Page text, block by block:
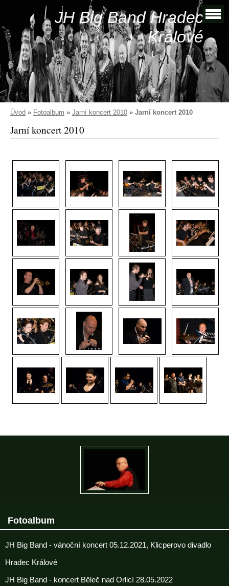
JH Big Band Hradec
Králové
Úvod » Fotoalbum » Jarní koncert 2010 » Jarní koncert 2010
Jarní koncert 2010
Fotoalbum
JH Big Band - vánoční koncert 05.12.2021, Klicperovo divadlo
Hradec Králové
JH Big Band - koncert Běleč nad Orlicí 28.05.2022